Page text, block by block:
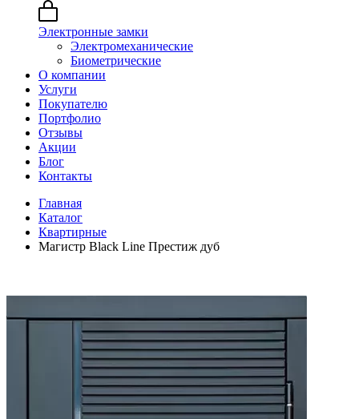
Электронные замки
Электромеханические
Биометрические
О компании
Услуги
Покупателю
Портфолио
Отзывы
Акции
Блог
Контакты
Главная
Каталог
Квартирные
Магистр Black Line Престиж дуб